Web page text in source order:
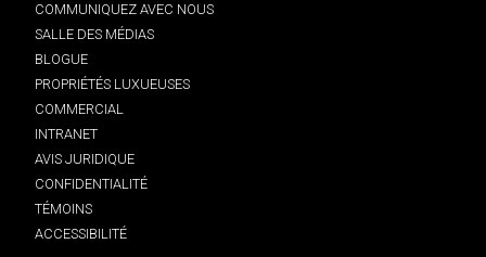
COMMUNIQUEZ AVEC NOUS
SALLE DES MÉDIAS
BLOGUE
PROPRIÉTÉS LUXUEUSES
COMMERCIAL
INTRANET
AVIS JURIDIQUE
CONFIDENTIALITÉ
TÉMOINS
ACCESSIBILITÉ